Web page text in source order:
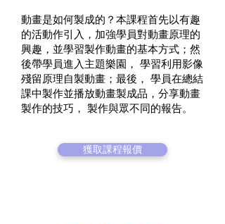
動畫是如何製成的？本課程首先以有趣
的活動作引入，加強學員對動畫原理的
興趣，並學習製作動畫的基本方式；然
後帶學員進入主題樂園， 學習利用影像
殘留原理自製動畫；最後， 學員在總結
課中製作並播放動畫製成品，分享動畫
製作的技巧， 製作與眾不同的報告。
獲取課程報價